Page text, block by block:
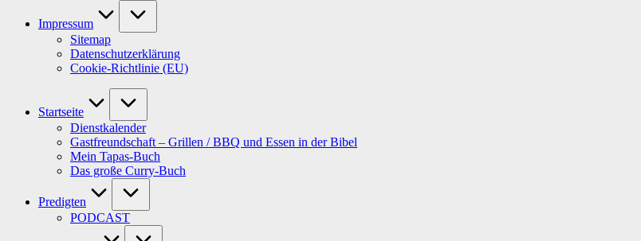
Impressum
Sitemap
Datenschutzerklärung
Cookie-Richtlinie (EU)
Startseite
Dienstkalender
Gastfreundschaft – Grillen / BBQ und Essen in der Bibel
Mein Tapas-Buch
Das große Curry-Buch
Predigten
PODCAST